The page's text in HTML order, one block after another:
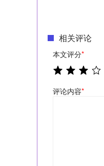
相关评论
本文评分*
评论内容*